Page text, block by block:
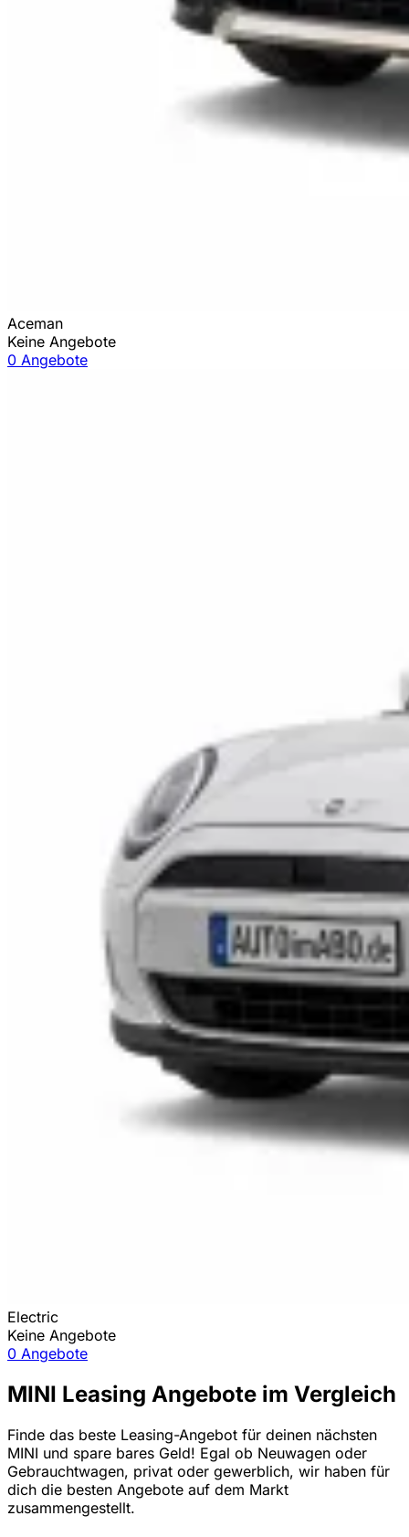
Aceman
Keine Angebote
0 Angebote
Electric
Keine Angebote
0 Angebote
MINI Leasing Angebote im Vergleich
Finde das beste Leasing-Angebot für deinen nächsten
MINI und spare bares Geld! Egal ob Neuwagen oder
Gebrauchtwagen, privat oder gewerblich, wir haben für
dich die besten Angebote auf dem Markt
zusammengestellt.